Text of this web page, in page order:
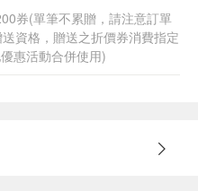
券(單筆不累贈，請注意訂單
資格，贈送之折價券消費指定
惠活動合併使用)